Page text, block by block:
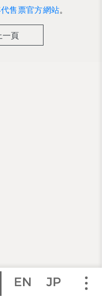
售票官方網站。
一頁
還沒加入會員